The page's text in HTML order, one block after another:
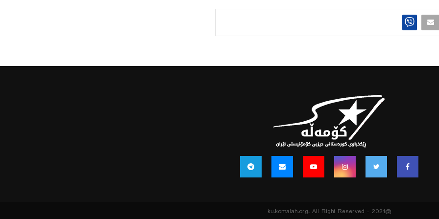
@2021 - ku.komalah.org. All Right Reserved